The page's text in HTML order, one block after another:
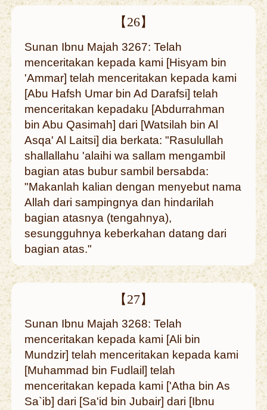
【26】
Sunan Ibnu Majah 3267: Telah
menceritakan kepada kami [Hisyam bin
'Ammar] telah menceritakan kepada kami
[Abu Hafsh Umar bin Ad Darafsi] telah
menceritakan kepadaku [Abdurrahman
bin Abu Qasimah] dari [Watsilah bin Al
Asqa' Al Laitsi] dia berkata: "Rasulullah
shallallahu 'alaihi wa sallam mengambil
bagian atas bubur sambil bersabda:
"Makanlah kalian dengan menyebut nama
Allah dari sampingnya dan hindarilah
bagian atasnya (tengahnya),
sesungguhnya keberkahan datang dari
bagian atas."
【27】
Sunan Ibnu Majah 3268: Telah
menceritakan kepada kami [Ali bin
Mundzir] telah menceritakan kepada kami
[Muhammad bin Fudlail] telah
menceritakan kepada kami ['Atha bin As
Sa`ib] dari [Sa'id bin Jubair] dari [Ibnu